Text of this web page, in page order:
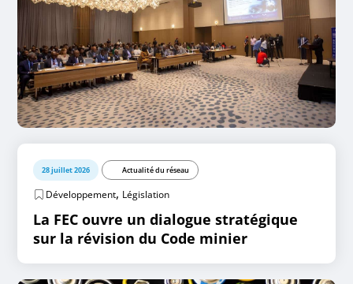
28 juillet 2026 Actualité du réseau
Développement, Législation
La FEC ouvre un dialogue stratégique
sur la révision du Code minier